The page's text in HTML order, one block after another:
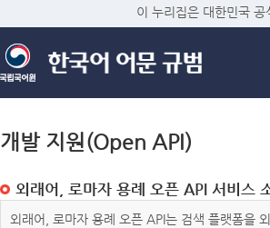
이 누리집은 대한민국 공
개발 지원(Open API)
외래어, 로마자 용례 오픈 API 서비스
외래어, 로마자 용례 오픈 API는 검색 플랫폼을